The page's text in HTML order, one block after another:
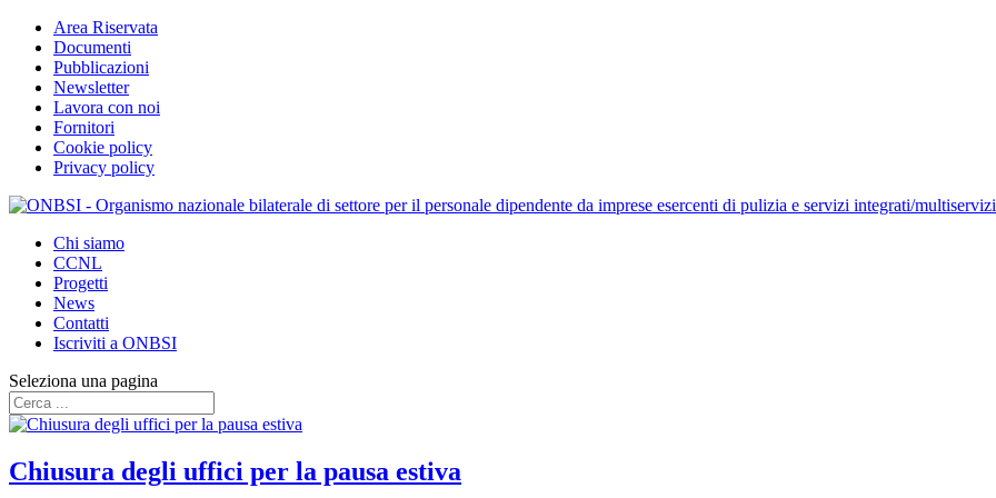
Area Riservata
Documenti
Pubblicazioni
Newsletter
Lavora con noi
Fornitori
Cookie policy
Privacy policy
Chi siamo
CCNL
Progetti
News
Contatti
Iscriviti a ONBSI
Seleziona una pagina
Chiusura degli uffici per la pausa estiva